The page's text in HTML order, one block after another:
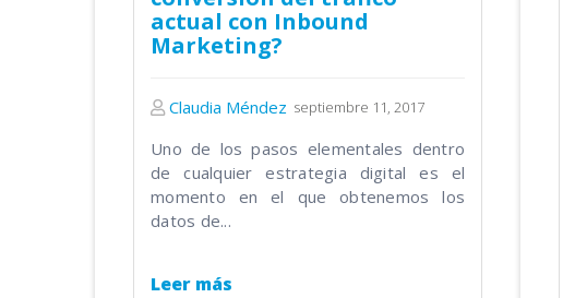
actual con Inbound
Marketing?
Claudia Méndez septiembre 11, 2017
Uno de los pasos elementales dentro
de cualquier estrategia digital es el
momento en el que obtenemos los
datos de...
Leer más